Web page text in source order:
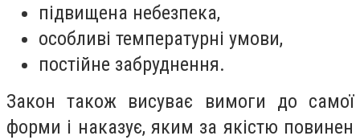
підвищена небезпека,
особливі температурні умови,
постійне забруднення.
Закон також висуває вимоги до самої
форми і наказує, яким за якістю повинен